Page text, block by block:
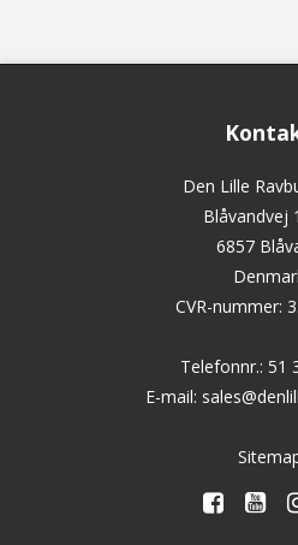
Den Lille
Blåvandvej
6857
CVR-nummer:
Telefonnr.: 51
E-mail: